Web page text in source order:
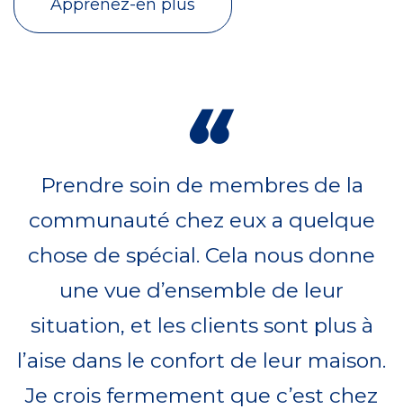
Apprenez-en plus
“
Prendre soin de membres de la
communauté chez eux a quelque
chose de spécial. Cela nous donne
une vue d’ensemble de leur
situation, et les clients sont plus à
l’aise dans le confort de leur maison.
Je crois fermement que c’est chez